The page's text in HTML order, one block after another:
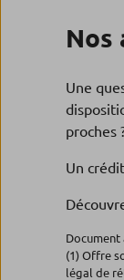
4
3.94
Nos
Une
proches
Un
(1) Offre
légal de